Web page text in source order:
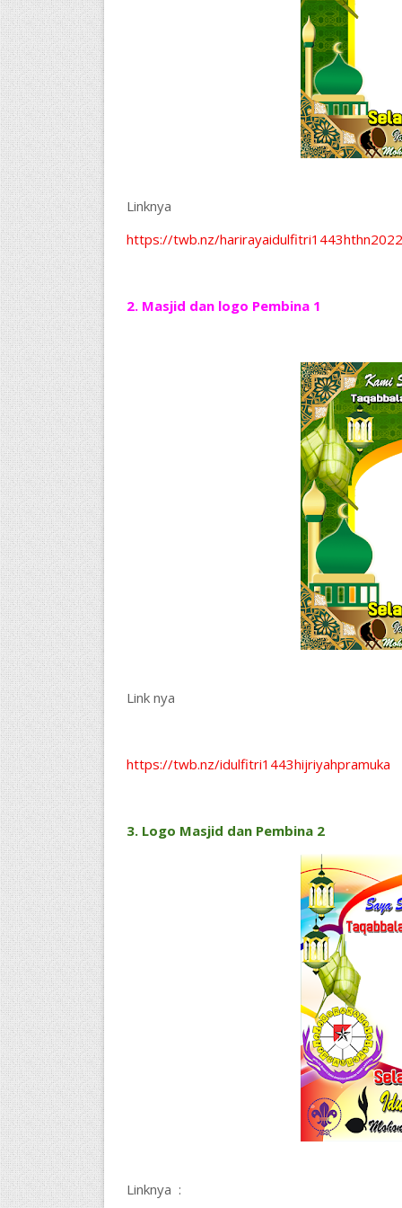
Linknya
https://twb.nz/harirayaidulfitri1443hthn2022
2. Masjid dan logo Pembina 1
Link nya
https://twb.nz/idulfitri1443hijriyahpramuka
3. Logo Masjid dan Pembina 2
Linknya :